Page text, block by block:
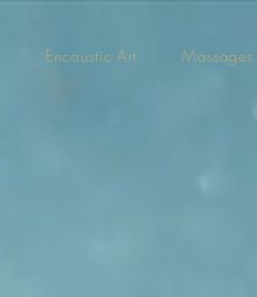
Encaustic Art
Massages